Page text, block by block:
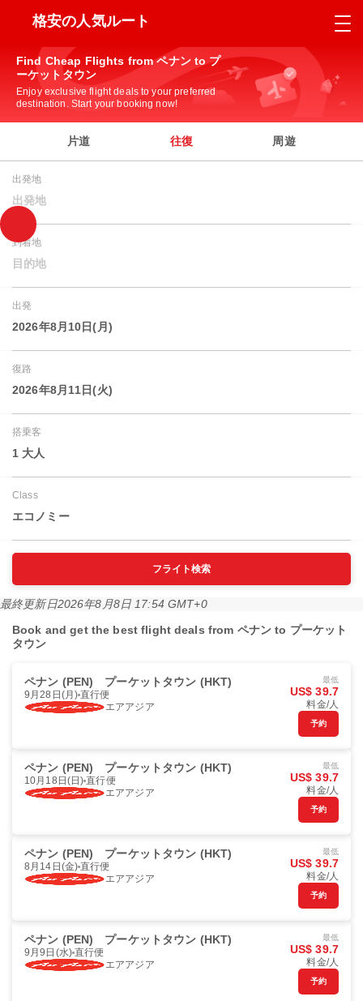
格安の人気ルート
Find Cheap Flights from ペナン to プ
ーケットタウン
Enjoy exclusive flight deals to your preferred
destination. Start your booking now!
片道 往復 周遊
出発地
出発地
到着地
目的地
出発
2026年8月10日(月)
復路
2026年8月11日(火)
搭乗客
1 大人
Class
エコノミー
フライト検索
最終更新日2026年8月8日 17:54 GMT+0
Book and get the best flight deals from ペナン to プーケット
タウン
ペナン (PEN) プーケットタウン (HKT)
9月28日(月) 直行便
エアアジア
最低
US$ 39.7
料金/人
予約
ペナン (PEN) プーケットタウン (HKT)
10月18日(日) 直行便
エアアジア
最低
US$ 39.7
料金/人
予約
ペナン (PEN) プーケットタウン (HKT)
8月14日(金) 直行便
エアアジア
最低
US$ 39.7
料金/人
予約
ペナン (PEN) プーケットタウン (HKT)
9月9日(水) 直行便
エアアジア
最低
US$ 39.7
料金/人
予約